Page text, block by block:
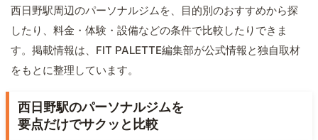
西日野駅周辺のパーソナルジムを、目的別のおすすめから探
したり、料金・体験・設備などの条件で比較したりできま
す。掲載情報は、FIT PALETTE編集部が公式情報と独自取材
をもとに整理しています。
西日野駅のパーソナルジムを
要点だけでサクッと比較